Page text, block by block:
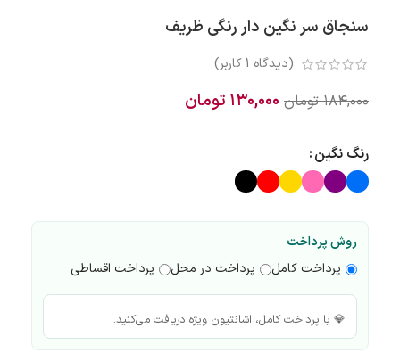
سنجاق سر نگین دار رنگی ظریف
(دیدگاه 1کاربر)
۱۸۴,۰۰۰ تومان ۱۳۰,۰۰۰ تومان
رنگ نگین
روش پرداخت
پرداخت کامل
پرداخت در محل پرداخت اقساطی
💎 با پرداخت کامل، اشانتیون ویژه دریافت می‌کنید.